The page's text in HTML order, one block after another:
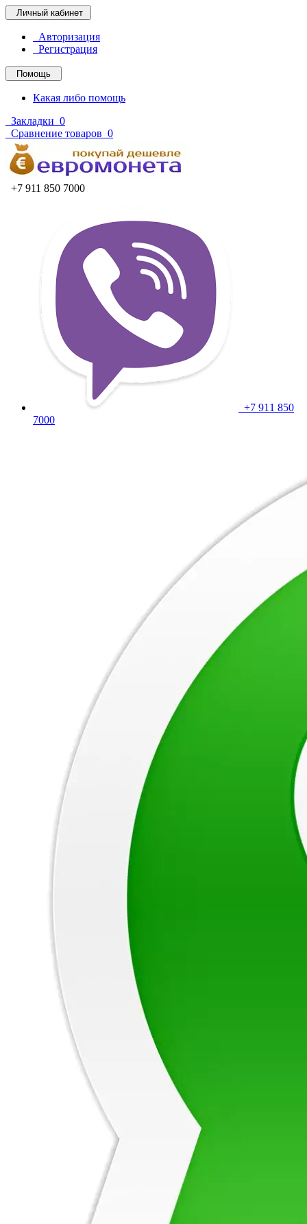
Личный кабинет
Авторизация
Регистрация
Помощь
Какая либо помощь
Закладки 0
Сравнение товаров 0
+7 911 850 7000
+7 911 850
7000